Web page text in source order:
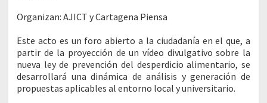
Organizan: AJICT y Cartagena Piensa
Este acto es un foro abierto a la ciudadanía en el que, a
partir de la proyección de un vídeo divulgativo sobre la
nueva ley de prevención del desperdicio alimentario, se
desarrollará una dinámica de análisis y generación de
propuestas aplicables al entorno local y universitario.